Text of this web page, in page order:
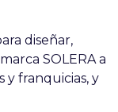
diseñar,
SOLERA a
y franquicias, y